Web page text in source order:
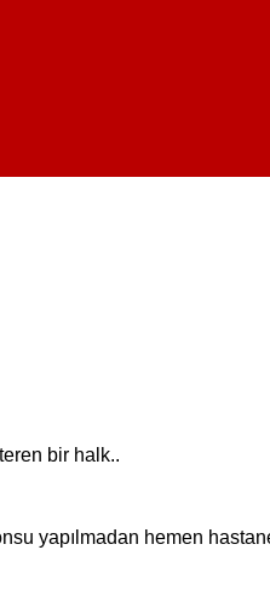
bir halk..
yapılmadan hemen